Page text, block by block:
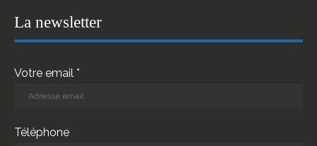
La newsletter
Votre email *
Téléphone